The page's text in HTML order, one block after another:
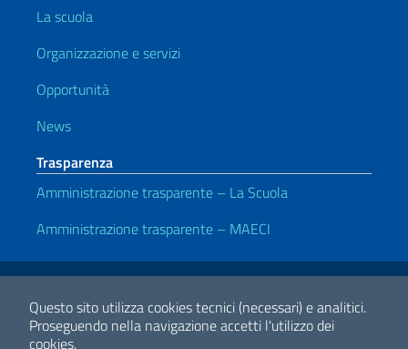
Questo sito utilizza cookies tecnici (necessari) e analitici.
Proseguendo nella navigazione accetti l'utilizzo dei
cookies.
La scuola
Organizzazione e servizi
Opportunità
News
Trasparenza
Amministrazione trasparente – La Scuola
Amministrazione trasparente – MAECI
Link Utili